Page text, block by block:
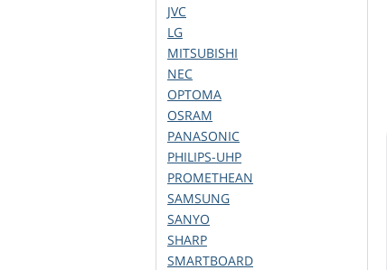
JVC
LG
MITSUBISHI
NEC
OPTOMA
OSRAM
PANASONIC
PHILIPS-UHP
PROMETHEAN
SAMSUNG
SANYO
SHARP
SMARTBOARD